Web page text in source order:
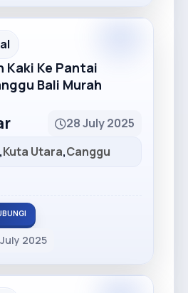
Kaki Ke Pantai
Bali Murah
28 July 2025
,Kuta Utara,Canggu
2025